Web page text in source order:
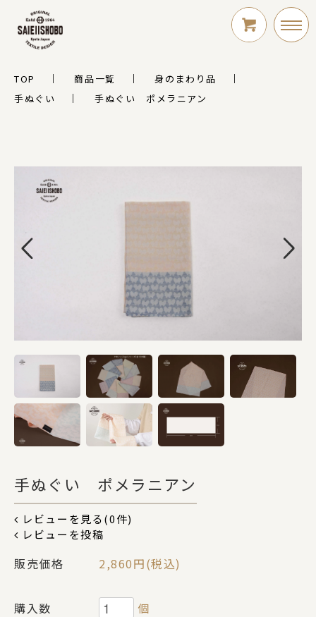
LOGIN
新規会員登録
CATS
カテゴリー
ポーチ
コスメグッズ
TOP 商品一覧
身のまわり品
手ぬぐい
手ぬぐい ポメラニアン
手ぬぐい ポメラニアン
レビューを見る(0件)
レビューを投稿
販売価格 2,860円(税込)
購入数 個